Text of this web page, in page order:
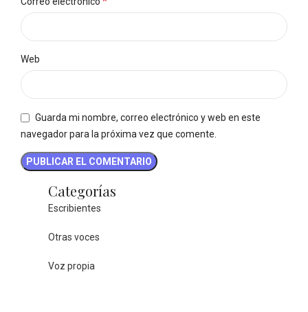
Web
Guarda mi nombre, correo electrónico y web en este
navegador para la próxima vez que comente.
Categorías
Escribientes
Otras voces
Voz propia